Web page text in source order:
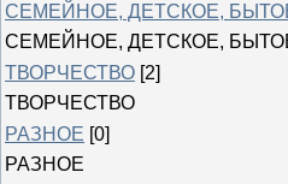
СЕМЕЙНОЕ, ДЕТСКОЕ,
СЕМЕЙНОЕ, ДЕТСКОЕ,
ТВОРЧЕСТВО [2]
ТВОРЧЕСТВО
РАЗНОЕ [0]
РАЗНОЕ